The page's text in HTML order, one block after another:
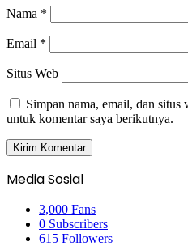
Nama *
Email *
Situs Web
Simpan nama, email, dan situs
untuk komentar saya berikutnya.
Media Sosial
3,000 Fans
0 Subscribers
615 Followers